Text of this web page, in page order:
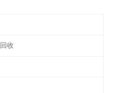
收